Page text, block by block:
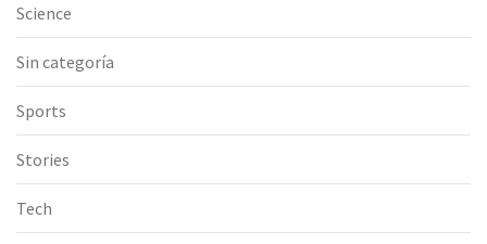
Science
Sin categoría
Sports
Stories
Tech